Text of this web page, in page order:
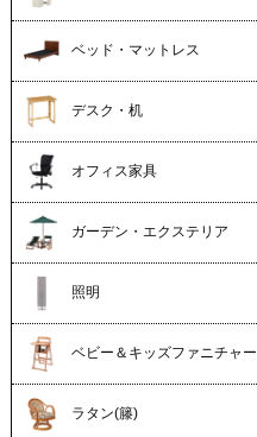
ベッド・マットレス
デスク・机
オフィス家具
ガーデン・エクステリア
照明
ベビー＆キッズファニチャー
ラタン(籐)